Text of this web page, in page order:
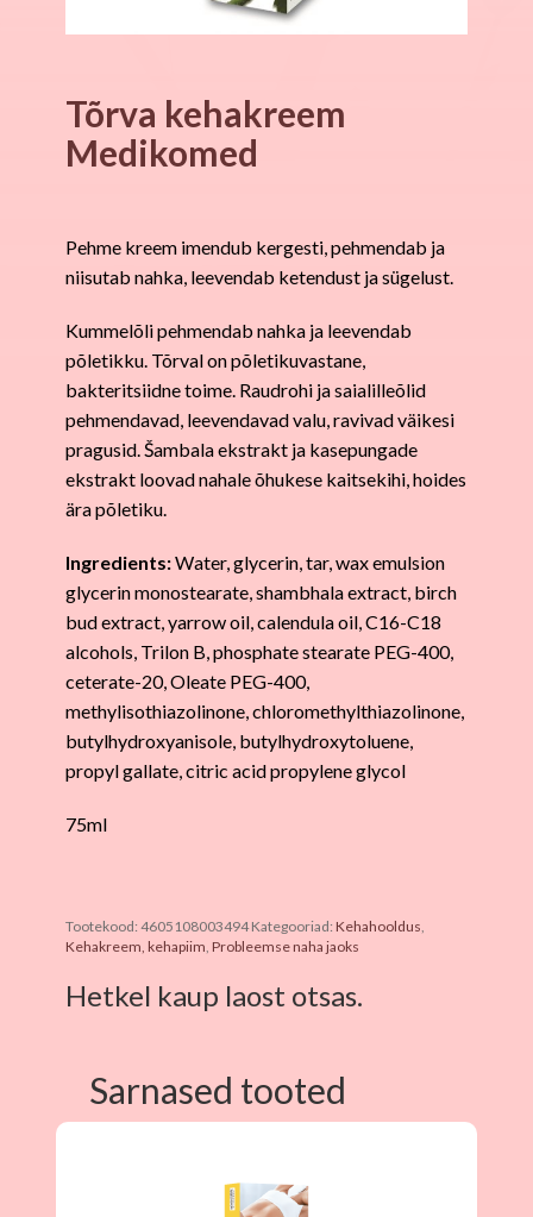
Tõrva kehakreem
Medikomed
Pehme kreem imendub kergesti, pehmendab ja
niisutab nahka, leevendab ketendust ja sügelust.
Kummelõli pehmendab nahka ja leevendab
põletikku. Tõrval on põletikuvastane,
bakteritsiidne toime. Raudrohi ja saialilleõlid
pehmendavad, leevendavad valu, ravivad väikesi
pragusid. Šambala ekstrakt ja kasepungade
ekstrakt loovad nahale õhukese kaitsekihi, hoides
ära põletiku.
Ingredients:Water, glycerin, tar, wax emulsion
glycerin monostearate, shambhala extract, birch
bud extract, yarrow oil, calendula oil, C16-C18
alcohols, Trilon B, phosphate stearate PEG-400,
ceterate-20, Oleate PEG-400,
methylisothiazolinone, chloromethylthiazolinone,
butylhydroxyanisole, butylhydroxytoluene,
propyl gallate, citric acid propylene glycol
75ml
Tootekood: 4605108003494Kategooriad: Kehahooldus
Kehakreem, kehapiim Probleemse naha jaoks
Hetkel kaup laost otsas.
Sarnased tooted